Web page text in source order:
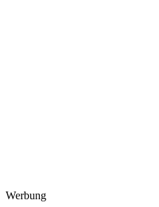
Werbung